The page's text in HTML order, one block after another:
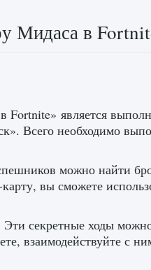
Мидаса в
является
Всего необходимо
можно найти
вы сможете
секретные ходы
взаимодействуйте с